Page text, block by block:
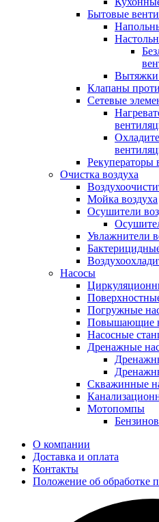
Бытовые
Вытяжки
Клапаны
Сетевые
Рекуператоры
Очистка воздуха
Мойка воздуха
Осушители
Увлажнители
Насосы
Погружные
Повышающие
Насосные
Дренажные
Скважинные
Мотопомпы
О компании
Доставка и оплата
Контакты
Положение об обработке